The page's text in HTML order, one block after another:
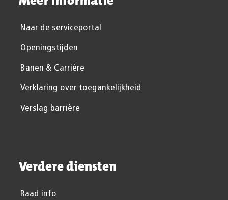
Naar de serviceportal
Openingstijden
Banen & Carrière
Verklaring over toegankelijkheid
Verslag barrière
Verdere diensten
Raad info